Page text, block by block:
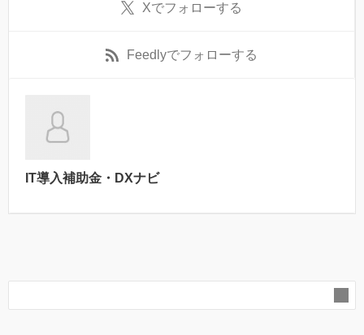
Xでフォローする
Feedlyでフォローする
IT導入補助金・DXナビ